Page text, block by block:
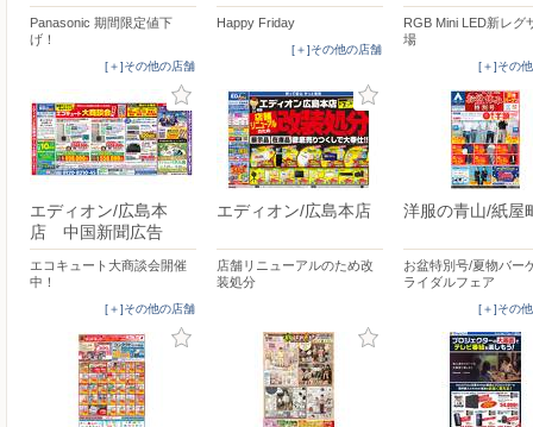
Panasonic 期間限定値下
げ！
[＋]その他の店舗
Happy Friday
[＋]その他の店舗
RGB Mini LED新レグ
場
[＋]その
エディオン/広島本
店 中国新聞広告
エコキュート大商談会開催
中！
[＋]その他の店舗
エディオン/広島本店
店舗リニューアルのため改
装処分
洋服の青山/紙屋
お盆特別号/夏物バー
ライダルフェア
[＋]その